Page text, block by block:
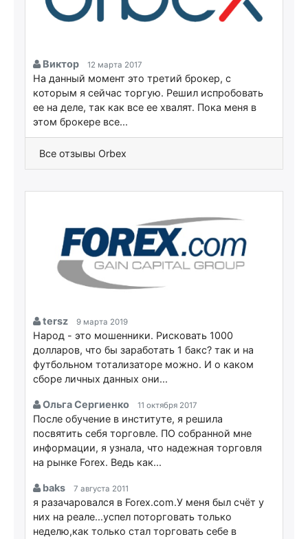
Виктор 12 марта 2017
На данный момент это третий брокер, с
которым я сейчас торгую. Решил испробовать
ее на деле, так как все ее хвалят. Пока меня в
этом брокере все...
Все отзывы Orbex
tersz 9 марта 2019
Народ - это мошенники. Рисковать 1000
долларов, что бы заработать 1 бакс? так и на
футбольном тотализаторе можно. И о каком
сборе личных данных они...
Ольга Сергиенко 11 октября 2017
После обучение в институте, я решила
посвятить себя торговле. ПО собранной мне
информации, я узнала, что надежная торговля
на рынке Forex. Ведь как...
baks 7 августа 2011
я разачаровался в Forex.com.У меня был счёт у
них на реале...успел поторговать только
неделю,как только стал торговать себе в